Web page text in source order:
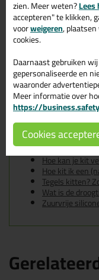
en op werkdagen
Wil je meer weten
product?
Tips &
NO 310ml
In de volgende blogs
Bad kitten, zo
Douche kitten,
Heb ik een
kit?
Hoe kan je kit
Hoe kit ik een
Tegels kitten?
Wat is de
Zuurvrije
zien. Meer weten?
accepteren" te klikken,
voorweigeren,
cookies.
Daarnaast gebruiken
gepersonaliseerde en
waaronder
Meer informatie over
https://
Cookies